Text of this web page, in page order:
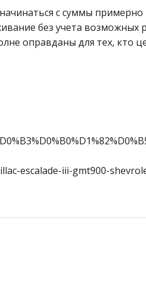
с суммы примерно
без учета возможных
оправданы для тех, кто
escalade-iii-gmt900-